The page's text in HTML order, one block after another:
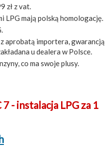
zł z vat.
LPG mają polską homologację.
aprobatą importera, gwarancją
u dealera w Polsce.
co ma swoje plusy.
- instalacja LPG za 1